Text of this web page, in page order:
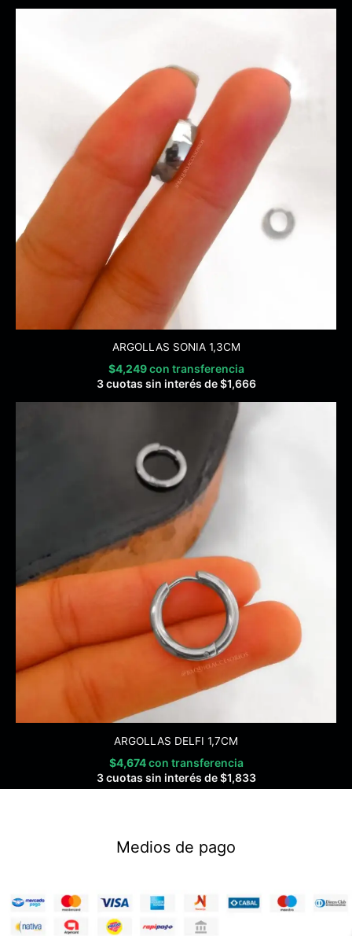
ARGOLLAS SONIA 1,3CM
$4,249 con transferencia
3 cuotas sin interés de$1,666
ARGOLLAS DELFI 1,7CM
$4,674 con transferencia
3 cuotas sin interés de$1,833
Medios de pago